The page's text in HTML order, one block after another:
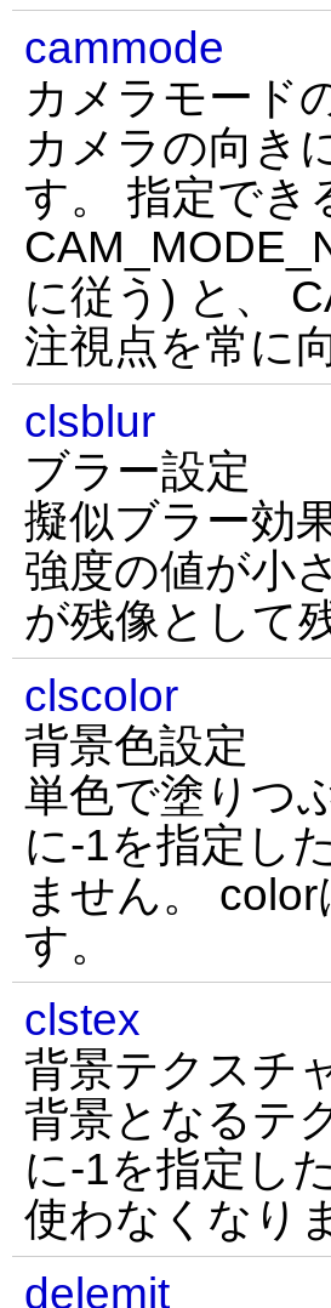
cammode
カメラモード
カメラの向き
す。 指定でき
に従う) と、
注視点を常に
clsblur
ブラー設定
擬似ブラー効
強度の値が小
が残像として
clscolor
背景色設定
単色で塗りつ
に-1を指定し
ません。
す。
clstex
背景テクスチ
背景となるテ
に-1を指定し
使わなくなり
delemit